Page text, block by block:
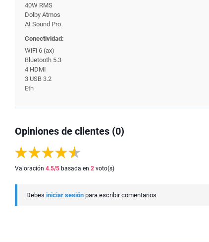
40W RMS
Dolby Atmos
AI Sound Pro
Conectividad:
WiFi 6 (ax)
Bluetooth 5.3
4 HDMI
3 USB 3.2
Eth
Opiniones de clientes (0)
Valoración 4.5/5 basada en 2 voto(s)
Debes iniciar sesión para escribir comentarios